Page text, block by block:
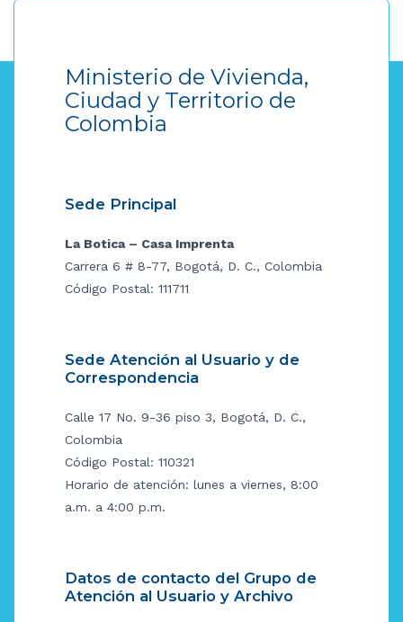
Ministerio de Vivienda,
Ciudad y Territorio de
Colombia
Sede Principal
La Botica – Casa Imprenta
Carrera 6 # 8-77, Bogotá, D. C., Colombia
Código Postal: 111711
Sede Atención al Usuario y de
Correspondencia
Calle 17 No. 9-36 piso 3, Bogotá, D. C.,
Colombia
Código Postal: 110321
Horario de atención: lunes a viernes, 8:00
a.m. a 4:00 p.m.
Datos de contacto del Grupo de
Atención al Usuario y Archivo